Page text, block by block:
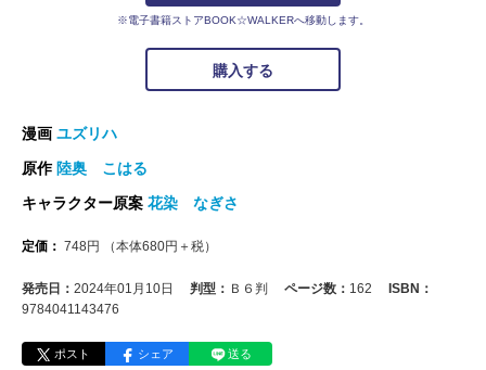
※電子書籍ストアBOOK☆WALKERへ移動します。
購入する
漫画 ユズリハ
原作 陸奥 こはる
キャラクター原案 花染 なぎさ
定価： 748円 （本体680円＋税）
発売日： 2024年01月10日 判型： Ｂ６判 ページ数： 162
ISBN：
9784041143476
ポスト シェア 送る